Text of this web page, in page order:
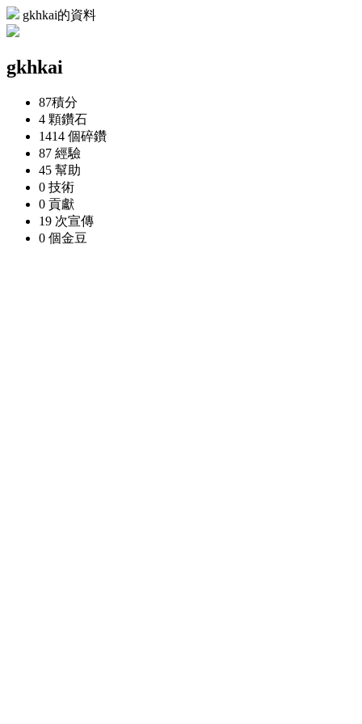
gkhkai的資料
gkhkai
87積分
4 顆鑽石
1414 個碎鑽
87 經驗
45 幫助
0 技術
0 貢獻
19 次宣傳
0 個金豆